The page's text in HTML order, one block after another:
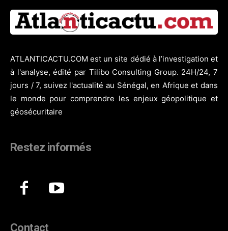
ATLANTICACTU.COM est un site dédié à l’investigation et
à l'analyse, édité par Tilibo Consulting Group. 24H/24, 7
jours / 7, suivez l'actualité au Sénégal, en Afrique et dans
le monde pour comprendre les enjeux géopolitique et
géosécuritaire
Restez informés
Contact